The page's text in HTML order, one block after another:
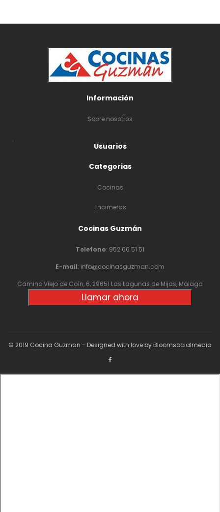
Información
Sobre nosotros
.
Usuarios
Categorias
Cocinas
Encimeras
Cocinas Guzmán
Telefono: 952 66 51 51
E-mail: info@cocinasguzman.com
Camino Viejo de Coín, 6, 29651 Las Lagunas de Mijas, Málaga
Llamar ahora
© 2019 Cocina Guzman - Designed with love by Bloomsocialmedia